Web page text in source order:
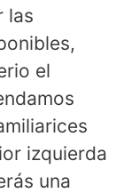
las
el
izquierda
una